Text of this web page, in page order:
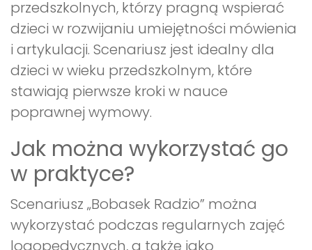
przedszkolnych, którzy pragną wspierać
dzieci w rozwijaniu umiejętności mówienia
i artykulacji. Scenariusz jest idealny dla
dzieci w wieku przedszkolnym, które
stawiają pierwsze kroki w nauce
poprawnej wymowy.
Jak można wykorzystać go
w praktyce?
Scenariusz „Bobasek Radzio” można
wykorzystać podczas regularnych zajęć
logopedycznych, a także jako